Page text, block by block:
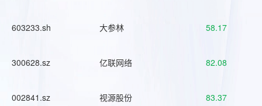
603233.sh 大参林 58.17
300628.sz 亿联网络 82.08
002841.sz 视源股份 83.37